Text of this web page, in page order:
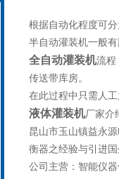
根据自动化程度可
半自动灌装机一般
全自动灌装机流
传送带库房。
在此过程中只需人
液体灌装机厂家介
昆山市玉山镇益永
衡器之经验与引进
公司主营：智能仪